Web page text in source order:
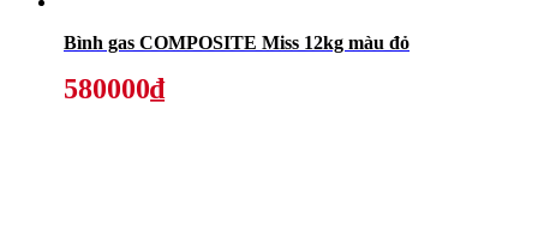
Bình gas COMPOSITE Miss 12kg màu đỏ
580000₫